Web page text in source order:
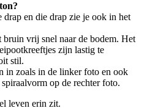
en die drap zie je ook in het
vrij snel naar de bodem. Het
zijn lastig te
stil.
in zoals in de linker foto en ook
op de rechter foto.
leven erin zit.